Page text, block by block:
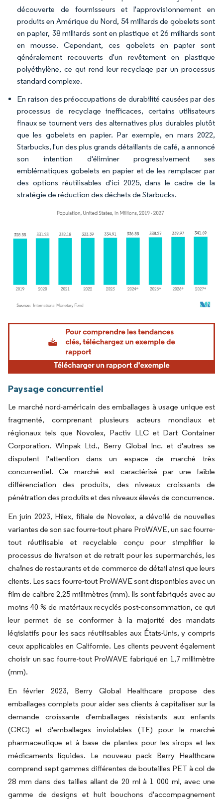
découverte de fournisseurs et l'approvisionnement en
produits en Amérique du Nord, 54 milliards de gobelets sont
en papier, 38 milliards sont en plastique et 26 milliards sont
en mousse. Cependant, ces gobelets en papier sont
généralement recouverts d'un revêtement en plastique
polyéthylène, ce qui rend leur recyclage par un processus
standard complexe.
En raison des préoccupations de durabilité causées par des
processus de recyclage inefficaces, certains utilisateurs
finaux se tournent vers des alternatives plus durables plutôt
que les gobelets en papier. Par exemple, en mars 2022,
Starbucks, l'un des plus grands détaillants de café, a annoncé
son intention d'éliminer progressivement ses
emblématiques gobelets en papier et de les remplacer par
des options réutilisables d'ici 2025, dans le cadre de la
stratégie de réduction des déchets de Starbucks.
Image © Mordor Intelligence. La réutilisation nécessite une attribution sous CC BY
Paysage concurrentiel
Le marché nord-américain des emballages à usage unique est
fragmenté, comprenant plusieurs acteurs mondiaux et
régionaux tels que Novolex, Pactiv LLC et Dart Container
Corporation. Winpak Ltd., Berry Global Inc. et d'autres se
disputent l'attention dans un espace de marché très
concurrentiel. Ce marché est caractérisé par une faible
différenciation des produits, des niveaux croissants de
pénétration des produits et des niveaux élevés de concurrence.
En juin 2023, Hilex, filiale de Novolex, a dévoilé de nouvelles
variantes de son sac fourre-tout phare ProWAVE, un sac fourre-
tout réutilisable et recyclable conçu pour simplifier le
processus de livraison et de retrait pour les supermarchés, les
chaînes de restaurants et de commerce de détail ainsi que leurs
clients. Les sacs fourre-tout ProWAVE sont disponibles avec un
film de calibre 2,25 millimètres (mm). Ils sont fabriqués avec au
moins 40 % de matériaux recyclés post-consommation, ce qui
leur permet de se conformer à la majorité des mandats
législatifs pour les sacs réutilisables aux États-Unis, y compris
ceux applicables en Californie. Les clients peuvent également
choisir un sac fourre-tout ProWAVE fabriqué en 1,7 millimètre
(mm).
En février 2023, Berry Global Healthcare propose des
emballages complets pour aider ses clients à capitaliser sur la
demande croissante d'emballages résistants aux enfants
(CRC) et d'emballages inviolables (TE) pour le marché
pharmaceutique et à base de plantes pour les sirops et les
médicaments liquides. Le nouveau pack Berry Healthcare
comprend sept gammes différentes de bouteilles PET à col de
28 mm dans des tailles allant de 20 ml à 1 000 ml, avec une
gamme de designs et huit bouchons d'accompagnement